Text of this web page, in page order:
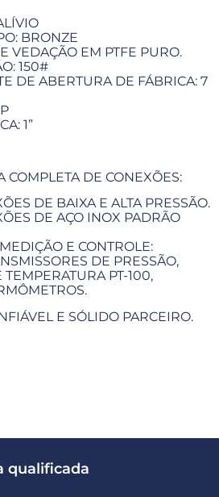
BRONZE
VEDAÇÃO EM PTFE PURO.
150#
DE ABERTURA DE FÁBRICA: 7
1”
COMPLETA DE CONEXÕES:
DE BAIXA E ALTA PRESSÃO.
DE AÇO INOX PADRÃO
E CONTROLE:
DE PRESSÃO,
PT-100,
E SÓLIDO PARCEIRO.
qualificada